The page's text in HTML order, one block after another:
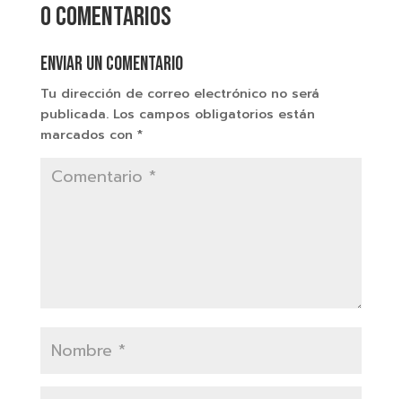
0 comentarios
Enviar un comentario
Tu dirección de correo electrónico no será
publicada. Los campos obligatorios están
marcados con *